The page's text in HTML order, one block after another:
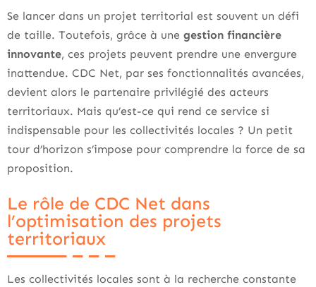
Se lancer dans un projet territorial est souvent un défi
de taille. Toutefois, grâce à une gestion financière
innovante, ces projets peuvent prendre une envergure
inattendue. CDC Net, par ses fonctionnalités avancées,
devient alors le partenaire privilégié des acteurs
territoriaux. Mais qu’est-ce qui rend ce service si
indispensable pour les collectivités locales ? Un petit
tour d’horizon s’impose pour comprendre la force de sa
proposition.
Le rôle de CDC Net dans
l’optimisation des projets
territoriaux
Les collectivités locales sont à la recherche constante